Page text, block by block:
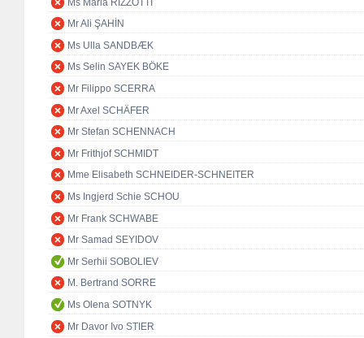
Mr Ali ŞAHİN
Ms Ulla SANDBÆK
Ms Selin SAYEK BÖKE
Mr Filippo SCERRA
Mr Axel SCHÄFER
Mr Stefan SCHENNACH
Mr Frithjof SCHMIDT
Mme Elisabeth SCHNEIDER-SCHNEITER
Ms Ingjerd Schie SCHOU
Mr Frank SCHWABE
Mr Samad SEYIDOV
Mr Serhii SOBOLIEV
M. Bertrand SORRE
Ms Olena SOTNYK
Mr Davor Ivo STIER